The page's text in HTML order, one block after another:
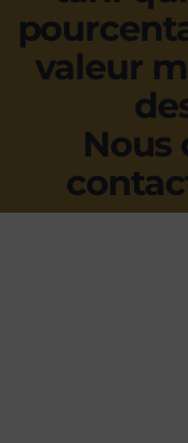
valeur
Nous